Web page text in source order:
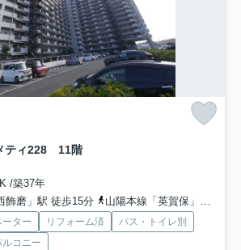
ティ228 11階
/築37年
飾磨」駅 徒歩15分
山陽本線「英賀保」駅 徒歩29分
ーター リフォーム済
バス・トイレ別
ルコニー